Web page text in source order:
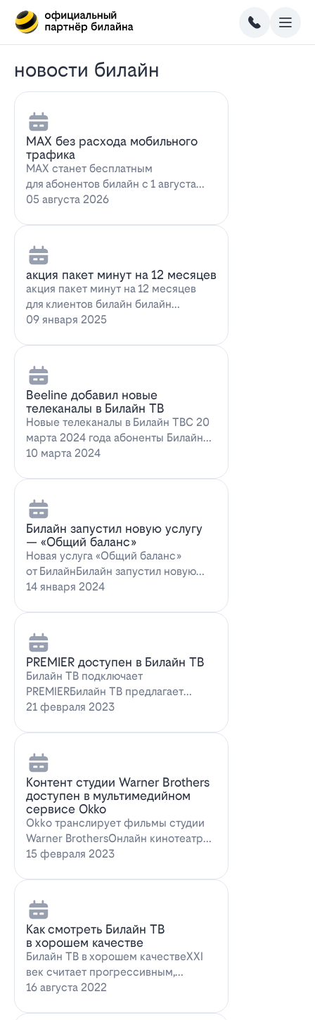
новости билайн
MAX без расхода мобильного
трафика
MAX станет бесплатным
для абонентов билайн с 1 августа
2026 года использование
05 августа 2026
акция пакет минут на 12 месяцев
акция пакет минут на 12 месяцев
для клиентов билайн билайн
запускает новое выгодное
09 января 2025
Beeline добавил новые
телеканалы в Билайн ТВ
Новые телеканалы в Билайн ТВС 20
марта 2024 года абоненты Билайн
ТВ получат возможность
10 марта 2024
Билайн запустил новую услугу
— «Общий баланс»
Новая услуга «Общий баланс»
от БилайнБилайн запустил новую
услугу – "Общий баланс"…
14 января 2024
PREMIER доступен в Билайн ТВ
Билайн ТВ подключает
PREMIERБилайн ТВ предлагает
подписку на PREMIER. Всем
21 февраля 2023
Контент студии Warner Brothers
доступен в мультимедийном
сервисе Okko
Okko транслирует фильмы студии
Warner BrothersОнлайн кинотеатр
Okko пополнил коллекцию лучшими
15 февраля 2023
Как смотреть Билайн ТВ
в хорошем качестве
Билайн ТВ в хорошем качествеXXI
век считает прогрессивным,
большинство технологий доступны
16 августа 2022